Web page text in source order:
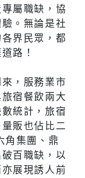
屬職缺，協
。無論是社
界民眾，都
路！
，服務業市
宿餐飲兩大
統計，旅宿
販也佔比二
角集團、鼎
百職缺，以
展現誘人前